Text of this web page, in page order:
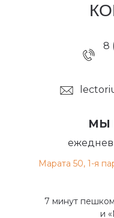
7 минут
и
Марата 50, 1-я
МЫ
8